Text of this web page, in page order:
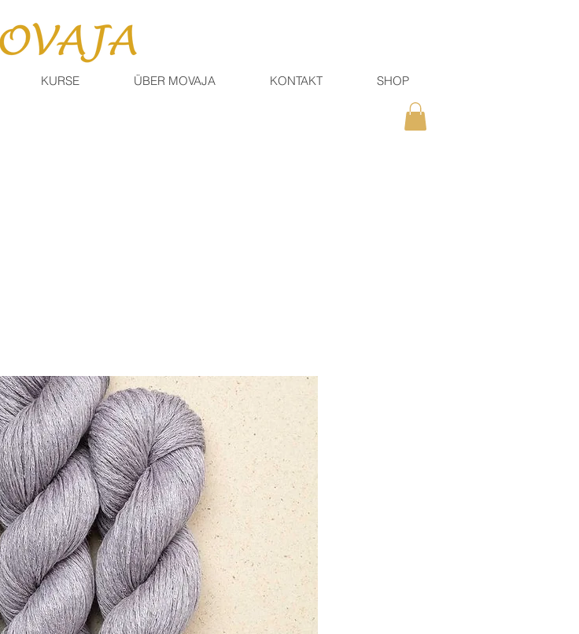
KURSE ÜBER MOVAJA KONTAKT SHOP